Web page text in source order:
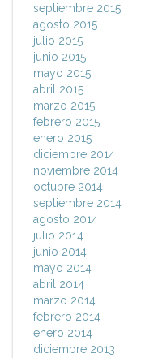
septiembre 2015
agosto 2015
julio 2015
junio 2015
mayo 2015
abril 2015
marzo 2015
febrero 2015
enero 2015
diciembre 2014
noviembre 2014
octubre 2014
septiembre 2014
agosto 2014
julio 2014
junio 2014
mayo 2014
abril 2014
marzo 2014
febrero 2014
enero 2014
diciembre 2013